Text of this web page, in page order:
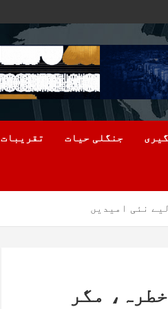
جنگلی حیات تقریبات
نئی امیدیں
مگر